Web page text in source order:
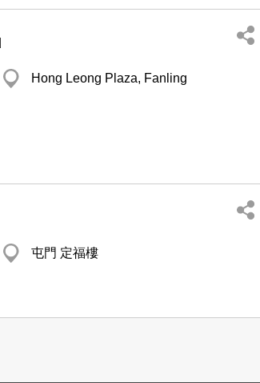
Hong Leong Plaza, Fanling
屯門 定福樓